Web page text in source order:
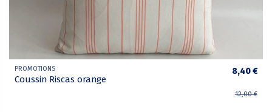
PROMOTIONS
Coussin Riscas orange
8,40 €
12,00 €